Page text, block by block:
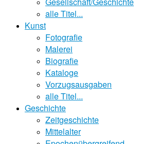
alle Titel...
Kunst
Fotografie
Malerei
Biografie
Kataloge
Vorzugsausgaben
alle Titel...
Geschichte
Zeitgeschichte
Mittelalter